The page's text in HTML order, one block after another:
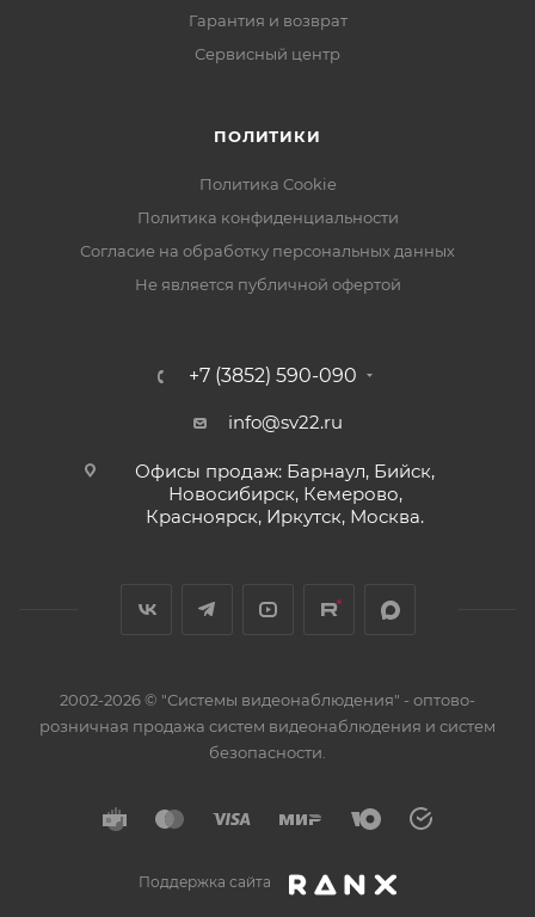
Гарантия и возврат
Сервисный центр
ПОЛИТИКИ
Политика Cookie
Политика конфиденциальности
Согласие на обработку персональных данных
Не является публичной офертой
+7 (3852) 590-090
info@sv22.ru
Офисы продаж: Барнаул, Бийск,
Новосибирск, Кемерово,
Красноярск, Иркутск, Москва.
2002-2026 © "Системы видеонаблюдения" - оптово-
розничная продажа систем видеонаблюдения и систем
безопасности.
Поддержка сайта